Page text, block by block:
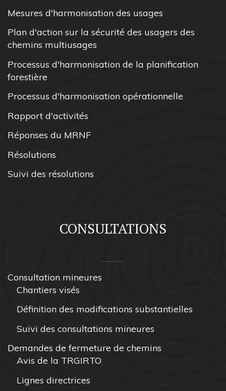
Mesures d'harmonisation des usages
Plan d'action sur la sécurité des usagers des
chemins multiusages
Processus d'harmonisation de la planification
forestière
Processus d'harmonisation opérationnelle
Rapport d'activités
Réponses du MRNF
Résolutions
Suivi des résolutions
CONSULTATIONS
Consultation mineures
Chantiers visés
Définition des modifications substantielles
Suivi des consultations mineures
Demandes de fermeture de chemins
Avis de la TRGIRTO
Lignes directrices